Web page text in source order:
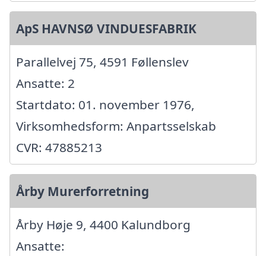
ApS HAVNSØ VINDUESFABRIK
Parallelvej 75, 4591 Føllenslev
Ansatte: 2
Startdato: 01. november 1976,
Virksomhedsform: Anpartsselskab
CVR: 47885213
Årby Murerforretning
Årby Høje 9, 4400 Kalundborg
Ansatte: